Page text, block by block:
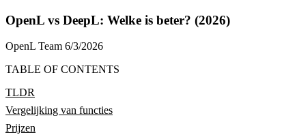
OpenL vs DeepL: Welke is beter? (2026)
OpenL Team 6/3/2026
TABLE OF CONTENTS
TLDR
Vergelijking van functies
Prijzen